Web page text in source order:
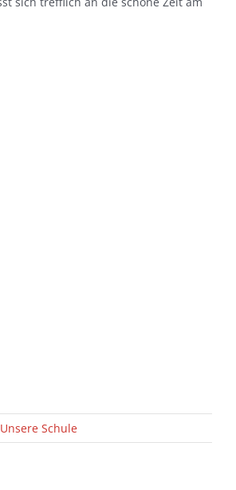
Unsere Schule